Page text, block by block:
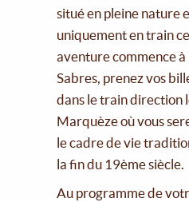
situé en pleine nature
uniquement en train
aventure commence à
Sabres, prenez vos
dans le train direction
Marquèze où vous
le cadre de vie
la fin du 19ème siècle.
Au programme de